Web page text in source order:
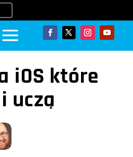
iOS które
uczą